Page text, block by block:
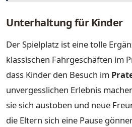
Unterhaltung für Kinder
Der Spielplatz ist eine tolle
klassischen Fahrgeschäften im
dass Kinder den Besuch im
unvergesslichen Erlebnis
sie sich austoben und neue
die Eltern sich eine Pause